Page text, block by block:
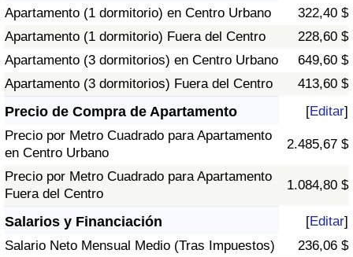
Apartamento (1 dormitorio) en Centro Urbano
322,40 $
Apartamento (1 dormitorio) Fuera del Centro
228,60 $
Apartamento (3 dormitorios) en Centro Urbano
649,60 $
Apartamento (3 dormitorios) Fuera del Centro
413,60 $
Precio de Compra de Apartamento [Editar]
Precio por Metro Cuadrado para Apartamento
en Centro Urbano
2.485,67 $
Precio por Metro Cuadrado para Apartamento
Fuera del Centro
1.084,80 $
Salarios y Financiación [Editar]
Salario Neto Mensual Medio (Tras Impuestos)
236,06 $